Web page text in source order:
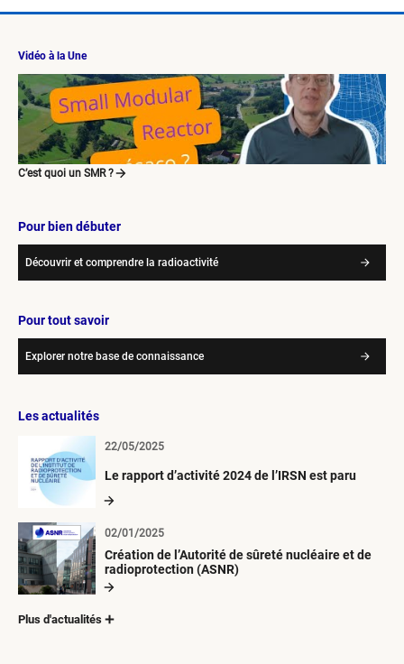
Vidéo à la Une
C’est quoi un SMR ?
Pour bien débuter
Découvrir et comprendre la radioactivité
Pour tout savoir
Explorer notre base de connaissance
Les actualités
Le rapport d’activité 2024 de l’IRSN est paru
22/05/2025
Création de l’Autorité de sûreté nucléaire et de
radioprotection (ASNR)
02/01/2025
Plus d'actualités